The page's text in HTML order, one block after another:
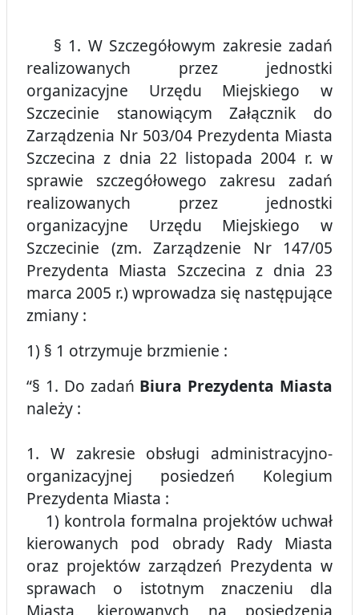
§ 1. W Szczegółowym zakresie zadań
realizowanych przez jednostki
organizacyjne Urzędu Miejskiego w
Szczecinie stanowiącym Załącznik do
Zarządzenia Nr 503/04 Prezydenta Miasta
Szczecina z dnia 22 listopada 2004 r. w
sprawie szczegółowego zakresu zadań
realizowanych przez jednostki
organizacyjne Urzędu Miejskiego w
Szczecinie (zm. Zarządzenie Nr 147/05
Prezydenta Miasta Szczecina z dnia 23
marca 2005 r.) wprowadza się następujące
zmiany :
1) § 1 otrzymuje brzmienie :
“§ 1. Do zadań Biura Prezydenta Miasta
należy :
1. W zakresie obsługi administracyjno-
organizacyjnej posiedzeń Kolegium
Prezydenta Miasta :
1) kontrola formalna projektów uchwał
kierowanych pod obrady Rady Miasta
oraz projektów zarządzeń Prezydenta w
sprawach o istotnym znaczeniu dla